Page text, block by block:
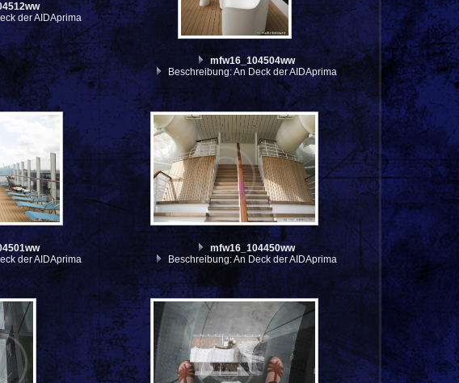
der AIDAprima
mfw16_104504ww
Beschreibung: An Deck der AIDAprima
der AIDAprima
mfw16_104450ww
Beschreibung: An Deck der AIDAprima